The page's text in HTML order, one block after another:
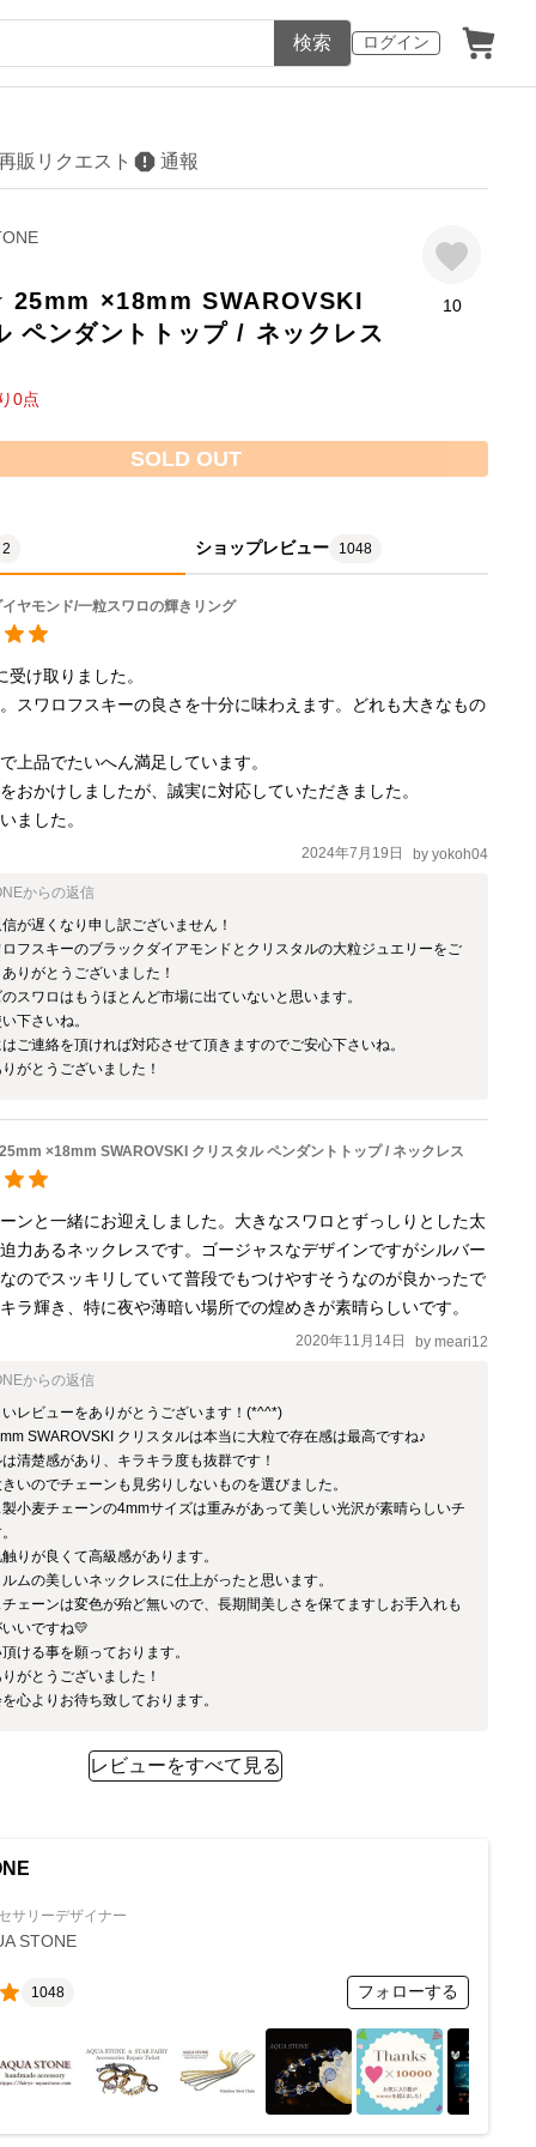
ログイン
検索
販リクエスト 通報
×18mm SWAROVSKI
ペンダントトップ / ネックレス
0点
10
SOLD OUT
2 ショップレビュー 1048
ヤモンド/一粒スワロの輝きリング
け取りました。
スワロフスキーの良さを十分に味わえます。どれも大きなもの
上品でたいへん満足しています。
おかけしましたが、誠実に対応していただきました。
ました。
2024年7月19日 by yokoh04
からの返信
が遅くなり申し訳ございません！
フスキーのブラックダイアモンドとクリスタルの大粒ジュエリーをご
りがとうございました！
スワロはもうほとんど市場に出ていないと思います。
下さいね。
ご連絡を頂ければ対応させて頂きますのでご安心下さいね。
がとうございました！
×18mm SWAROVSKI クリスタル ペンダントトップ / ネックレス
ンと一緒にお迎えしました。大きなスワロとずっしりとした太
力あるネックレスです。ゴージャスなデザインですがシルバー
のでスッキリしていて普段でもつけやすそうなのが良かったで
ラ輝き、特に夜や薄暗い場所での煌めきが素晴らしいです。
2020年11月14日 by meari12
からの返信
いレビューをありがとうございます！(*^^*)
SWAROVSKI クリスタルは本当に大粒で存在感は最高ですね♪
清楚感があり、キラキラ度も抜群です！
きいのでチェーンも見劣りしないものを選びました。
小麦チェーンの4mmサイズは重みがあって美しい光沢が素晴らしいチ
りが良くて高級感があります。
ムの美しいネックレスに仕上がったと思います。
ェーンは変色が殆ど無いので、長期間美しさを保てますしお手入れも
いですね💛
ける事を願っております。
がとうございました！
心よりお待ち致しております。
レビューをすべて見る
サリーデザイナー
STONE
1048 フォローする